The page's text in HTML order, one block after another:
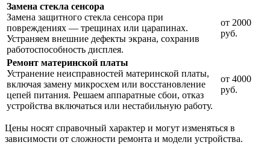
Замена стекла сенсора
Замена защитного стекла сенсора при
повреждениях — трещинах или царапинах.
Устраняем внешние дефекты экрана, сохранив
работоспособность дисплея.
от 2000
руб.
Ремонт материнской платы
Устранение неисправностей материнской платы,
включая замену микросхем или восстановление
цепей питания. Решаем аппаратные сбои, отказ
устройства включаться или нестабильную работу.
от 4000
руб.
Цены носят справочный характер и могут изменяться в
зависимости от сложности ремонта и модели устройства.